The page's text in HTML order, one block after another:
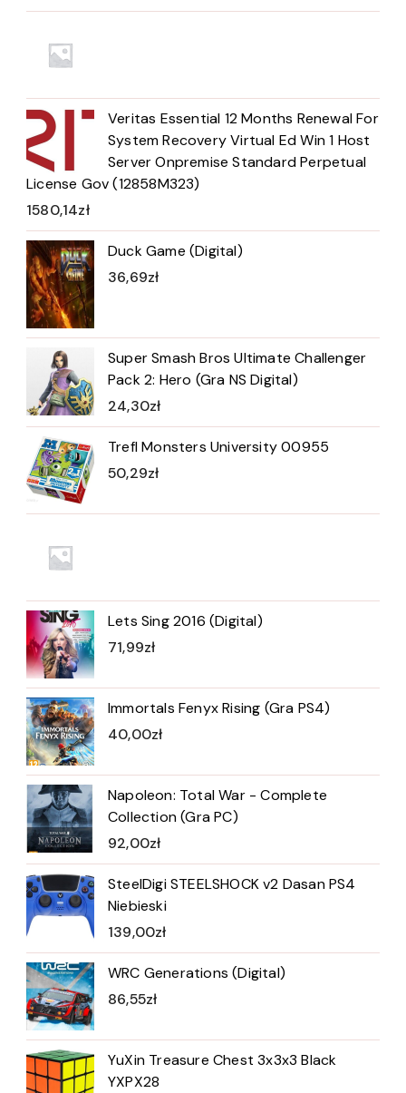
Veritas Essential 12 Months Renewal For
System Recovery Virtual Ed Win 1 Host
Server Onpremise Standard Perpetual
License Gov (12858M323)
1580,14zł
Duck Game (Digital)
36,69zł
Super Smash Bros Ultimate Challenger
Pack 2: Hero (Gra NS Digital)
24,30zł
Trefl Monsters University 00955
50,29zł
Lets Sing 2016 (Digital)
71,99zł
Immortals Fenyx Rising (Gra PS4)
40,00zł
Napoleon: Total War - Complete
Collection (Gra PC)
92,00zł
SteelDigi STEELSHOCK v2 Dasan PS4
Niebieski
139,00zł
WRC Generations (Digital)
86,55zł
YuXin Treasure Chest 3x3x3 Black
YXPX28